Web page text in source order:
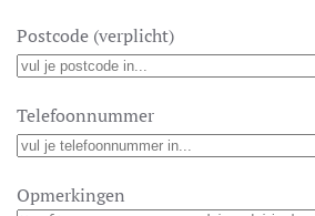
Postcode (verplicht)
Telefoonnummer
Opmerkingen